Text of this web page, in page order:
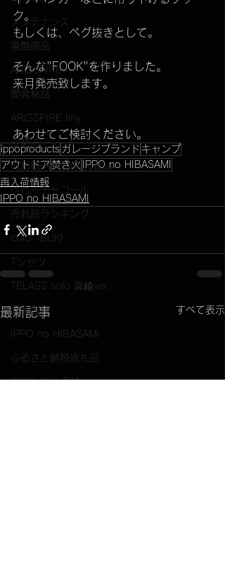
メンテナンス
廃盤商品
ARISSFIRE
開発秘話
ARISSFIRE tiny
収納法
KUBEERU LV290plus
ベビーチャコール
売れ筋ランキング
color IBUKI
Tシャツ
TELASS solo 真鍮ver.
商品展示
IPPO no HIBASAMI
ふるさと納税返礼品
IBUKI B.C.真鍮ver.
ク。
もしくは、ペグ抜きとして。
そんな"FOOK"を作りました。
来月発売致します。
あわせてご検討ください。
ippoproducts ガレージブランド キャンプ
アウトドア焚き火 IPPO no HIBASAMI
再入荷情報
IPPO no HIBASAMI
最新記事 すべて表示